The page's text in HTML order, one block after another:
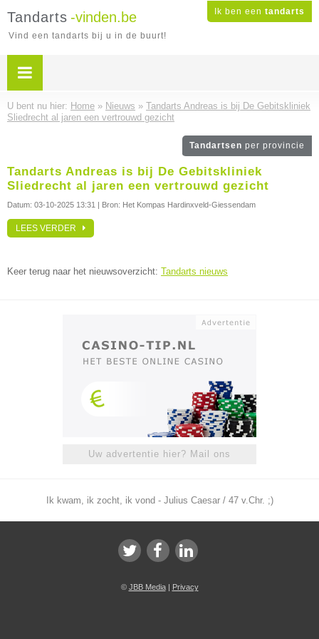
Ik ben een tandarts
Tandarts -vinden.be
Vind een tandarts bij u in de buurt!
U bent nu hier: Home » Nieuws » Tandarts Andreas is bij De Gebitskliniek
Sliedrecht al jaren een vertrouwd gezicht
Tandartsen per provincie
Tandarts Andreas is bij De Gebitskliniek
Sliedrecht al jaren een vertrouwd gezicht
Datum: 03-10-2025 13:31 | Bron: Het Kompas Hardinxveld-Giessendam
LEES VERDER
Keer terug naar het nieuwsoverzicht: Tandarts nieuws
Uw advertentie hier? Mail ons
Ik kwam, ik zocht, ik vond - Julius Caesar / 47 v.Chr. ;)
© JBB Media| Privacy